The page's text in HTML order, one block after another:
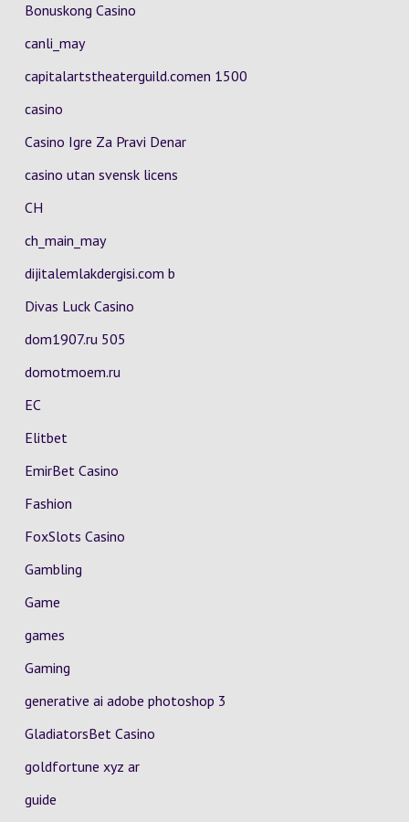
Bonuskong Casino
canli_may
capitalartstheaterguild.comen 1500
casino
Casino Igre Za Pravi Denar
casino utan svensk licens
CH
ch_main_may
dijitalemlakdergisi.com b
Divas Luck Casino
dom1907.ru 505
domotmoem.ru
EC
Elitbet
EmirBet Casino
Fashion
FoxSlots Casino
Gambling
Game
games
Gaming
generative ai adobe photoshop 3
GladiatorsBet Casino
goldfortune xyz ar
guide